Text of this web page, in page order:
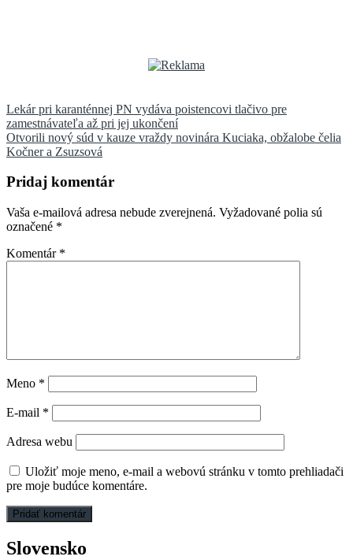
Navigácia
v
článku
Lekár pri karanténnej PN vydáva poistencovi tlačivo pre
zamestnávateľa až pri jej ukončení
Otvorili nový súd v kauze vraždy novinára Kuciaka, obžalobe čelia
Kočner a Zsuzsová
Pridaj komentár
Vaša e-mailová adresa nebude zverejnená. Vyžadované polia sú
označené *
Komentár *
Meno *
E-mail *
Adresa webu
Uložiť moje meno, e-mail a webovú stránku v tomto prehliadači
pre moje budúce komentáre.
Slovensko